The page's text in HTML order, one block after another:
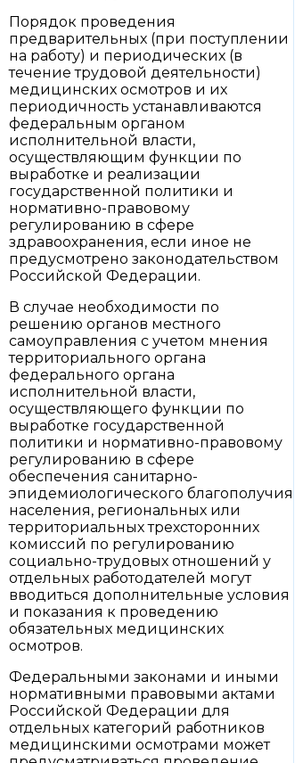
Порядок проведения
предварительных (при поступлении
на работу) и периодических (в
течение трудовой деятельности)
медицинских осмотров и их
периодичность устанавливаются
федеральным органом
исполнительной власти,
осуществляющим функции по
выработке и реализации
государственной политики и
нормативно-правовому
регулированию в сфере
здравоохранения, если иное не
предусмотрено законодательством
Российской Федерации.
В случае необходимости по
решению органов местного
самоуправления с учетом мнения
территориального органа
федерального органа
исполнительной власти,
осуществляющего функции по
выработке государственной
политики и нормативно-правовому
регулированию в сфере
обеспечения санитарно-
эпидемиологического благополучия
населения, региональных или
территориальных трехсторонних
комиссий по регулированию
социально-трудовых отношений у
отдельных работодателей могут
вводиться дополнительные условия
и показания к проведению
обязательных медицинских
осмотров.
Федеральными законами и иными
нормативными правовыми актами
Российской Федерации для
отдельных категорий работников
медицинскими осмотрами может